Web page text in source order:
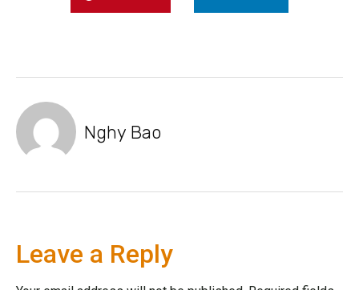
Nghy Bao
Leave a Reply